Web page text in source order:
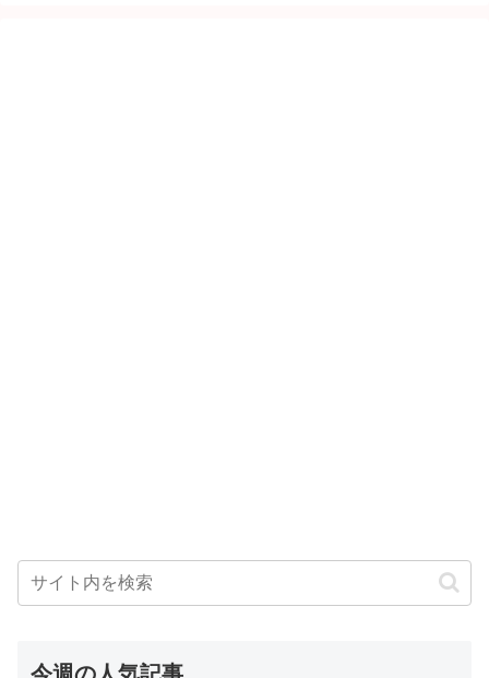
今週の人気記事